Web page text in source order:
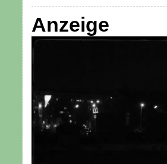
Anzeige